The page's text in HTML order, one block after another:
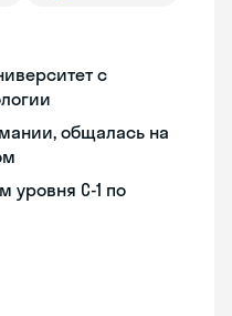
с
общалась на
уровня C-1 по